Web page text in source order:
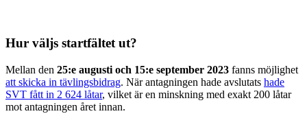
Hur väljs startfältet ut?
Mellan den 25:e augusti och 15:e september 2023 fanns möjlighet
att skicka in tävlingsbidrag. När antagningen hade avslutats hade
SVT fått in 2 624 låtar, vilket är en minskning med exakt 200 låtar
mot antagningen året innan.